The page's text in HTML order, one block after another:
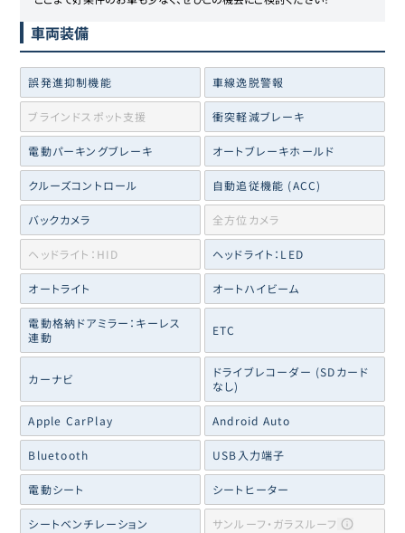
車両装備
誤発進抑制機能 車線逸脱警報
ブラインドスポット支援 衝突軽減ブレーキ
電動パーキングブレーキ オートブレーキホールド
クルーズコントロール 自動追従機能 (ACC)
バックカメラ 全方位カメラ
ヘッドライト：HID ヘッドライト：LED
オートライト オートハイビーム
電動格納ドアミラー：キーレス
連動
ETC
カーナビ
ドライブレコーダー (SDカード
なし)
Apple CarPlay Android Auto
Bluetooth USB入力端子
電動シート シートヒーター
シートベンチレーション サンルーフ・ガラスルーフ